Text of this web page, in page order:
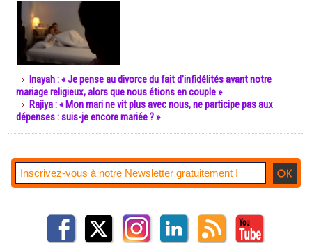
Inayah : « Je pense au divorce du fait d’infidélités avant notre
mariage religieux, alors que nous étions en couple »
Rajiya : « Mon mari ne vit plus avec nous, ne participe pas aux
dépenses : suis-je encore mariée ? »